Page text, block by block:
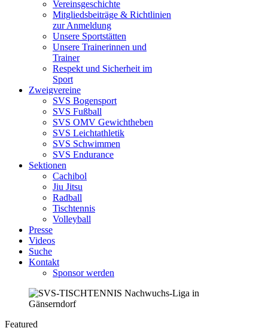
Vereinsgeschichte
Mitgliedsbeiträge & Richtlinien
zur Anmeldung
Unsere Sportstätten
Unsere Trainerinnen und
Trainer
Respekt und Sicherheit im
Sport
Zweigvereine
SVS Bogensport
SVS Fußball
SVS OMV Gewichtheben
SVS Leichtathletik
SVS Schwimmen
SVS Endurance
Sektionen
Cachibol
Jiu Jitsu
Radball
Tischtennis
Volleyball
Presse
Videos
Suche
Kontakt
Sponsor werden
Featured